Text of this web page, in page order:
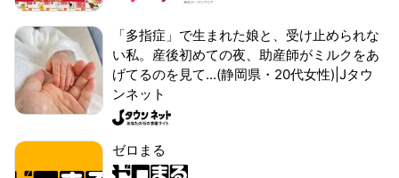
「多指症」で生まれた娘と、受け止められな
い私。産後初めての夜、助産師がミルクをあ
げてるのを見て...(静岡県・20代女性)|Jタウ
ンネット
ゼロまる